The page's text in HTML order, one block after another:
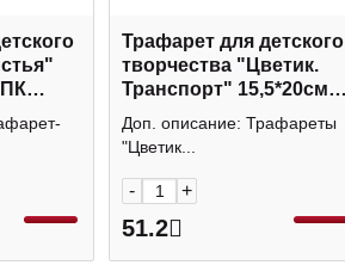
Трафарет для детского
творчества "Цветик.
Транспорт" 15,5*20см
2091291417 Невская
палитра
Доп. описание: Трафареты
"Цветик...
- +
51.2